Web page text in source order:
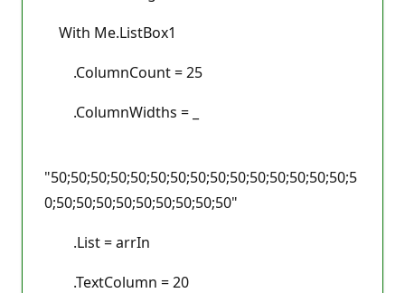
With Me.ListBox1
.ColumnCount = 25
.ColumnWidths = _
"50;50;50;50;50;50;50;50;50;50;50;50;50;50;50;5
0;50;50;50;50;50;50;50;50;50"
.List = arrIn
.TextColumn = 20